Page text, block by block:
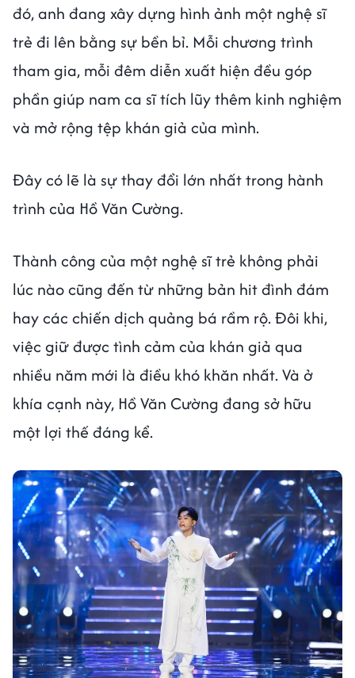
đó, anh đang xây dựng hình ảnh một nghệ sĩ
trẻ đi lên bằng sự bền bỉ. Mỗi chương trình
tham gia, mỗi đêm diễn xuất hiện đều góp
phần giúp nam ca sĩ tích lũy thêm kinh nghiệm
và mở rộng tệp khán giả của mình.
Đây có lẽ là sự thay đổi lớn nhất trong hành
trình của Hồ Văn Cường.
Thành công của một nghệ sĩ trẻ không phải
lúc nào cũng đến từ những bản hit đình đám
hay các chiến dịch quảng bá rầm rộ. Đôi khi,
việc giữ được tình cảm của khán giả qua
nhiều năm mới là điều khó khăn nhất. Và ở
khía cạnh này, Hồ Văn Cường đang sở hữu
một lợi thế đáng kể.